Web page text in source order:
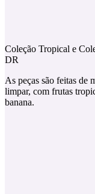
Coleção Tropical e
DR
As peças são feitas de
limpar, com frutas
banana.